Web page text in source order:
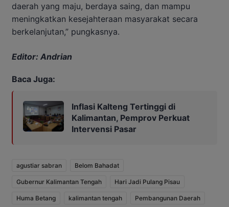
daerah yang maju, berdaya saing, dan mampu
meningkatkan kesejahteraan masyarakat secara
berkelanjutan,” pungkasnya.
Editor: Andrian
Baca Juga:
Inflasi Kalteng Tertinggi di
Kalimantan, Pemprov Perkuat
Intervensi Pasar
agustiar sabran Belom Bahadat
Gubernur Kalimantan Tengah Hari Jadi Pulang Pisau
Huma Betang kalimantan tengah Pembangunan Daerah